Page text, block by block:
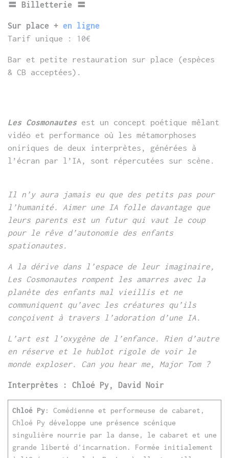
〓 Billetterie 〓
Sur place + en ligne
Tarif unique : 10€
Bar et petite restauration sur place (espèces
& CB acceptées).
Les Cosmonautes est un concept poétique mêlant
vidéo et performance où les métamorphoses
oniriques de deux interprètes, générées à
l’écran par l’IA, sont répercutées sur scène.
Il n’y aura jamais eu que des petits pas pour
l’humanité. Aimer une IA folle davantage que
leurs parents est un futur qui vaut le coup
pour le rêve d’autonomie des enfants
spationautes.
A la dérive dans l’espace de leur imaginaire,
Les Cosmonautes rompent les amarres avec la
planète des enfants mal vieillis et ne
communiquent qu’avec les créatures qu’ils
conçoivent à travers l’adoration d’une IA.
L’art est l’oxygène de l’enfance. Rien d’autre
en réserve et le hublot rigole de voir le
monde exploser. Can you hear me, Major Tom ?
Interprètes : Chloé Py, David Noir
Chloé Py: Comédienne et performeuse de cabaret,
Chloé Py développe une présence scénique
singulière nourrie par la danse, le cabaret et une
grande liberté d’incarnation. Formée initialement